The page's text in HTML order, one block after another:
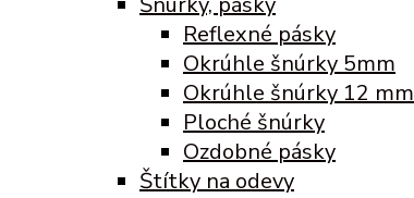
Reflexné pásky
Okrúhle šnúrky 5mm
Okrúhle šnúrky 12 mm
Ploché šnúrky
Ozdobné pásky
Štítky na odevy